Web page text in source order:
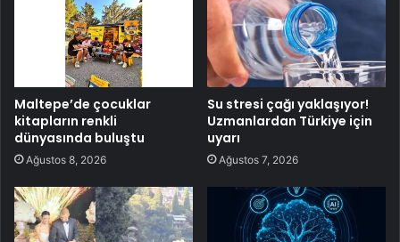
Maltepe’de çocuklar
kitapların renkli
dünyasında buluştu
Ağustos 8, 2026
Su stresi çağı yaklaşıyor!
Uzmanlardan Türkiye için
uyarı
Ağustos 7, 2026